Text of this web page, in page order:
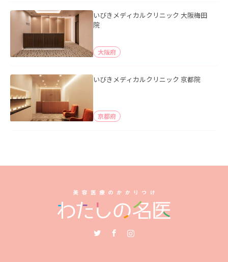
いびきメディカルクリニック 大阪梅田
院
大阪府
いびきメディカルクリニック 京都院
京都府